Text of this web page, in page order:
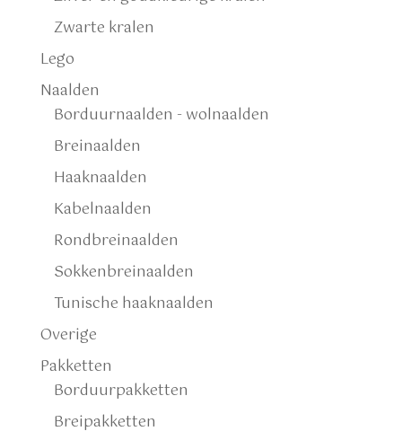
Zwarte kralen
Lego
Naalden
Borduurnaalden - wolnaalden
Breinaalden
Haaknaalden
Kabelnaalden
Rondbreinaalden
Sokkenbreinaalden
Tunische haaknaalden
Overige
Pakketten
Borduurpakketten
Breipakketten